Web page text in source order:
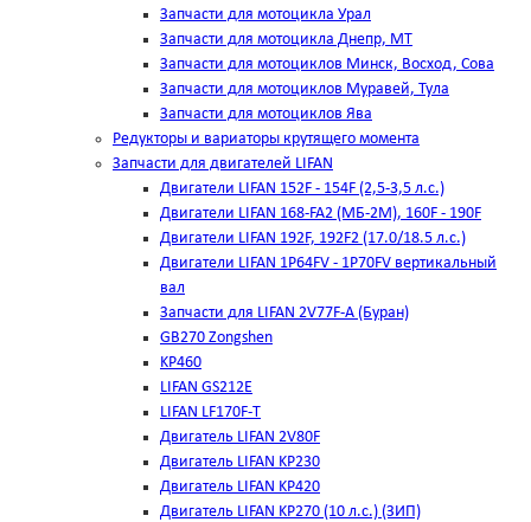
Запчасти для мотоцикла Урал
Запчасти для мотоцикла Днепр, МТ
Запчасти для мотоциклов Минск, Восход, Сова
Запчасти для мотоциклов Муравей, Тула
Запчасти для мотоциклов Ява
Редукторы и вариаторы крутящего момента
Запчасти для двигателей LIFAN
Двигатели LIFAN 152F - 154F (2,5-3,5 л.с.)
Двигатели LIFAN 168-FA2 (МБ-2М), 160F - 190F
Двигатели LIFAN 192F, 192F2 (17.0/18.5 л.с.)
Двигатели LIFAN 1Р64FV - 1Р70FV вертикальный
вал
Запчасти для LIFAN 2V77F-A (Буран)
GB270 Zongshen
KP460
LIFAN GS212E
LIFAN LF170F-T
Двигатель LIFAN 2V80F
Двигатель LIFAN KP230
Двигатель LIFAN KP420
Двигатель LIFAN KP270 (10 л.с.) (ЗИП)